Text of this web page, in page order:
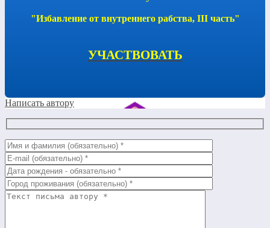
"Избавление от внутреннего рабства, III часть"
УЧАСТВОВАТЬ
Написать автору